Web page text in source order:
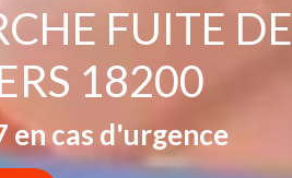
FUITE DE
18200
cas d'urgence